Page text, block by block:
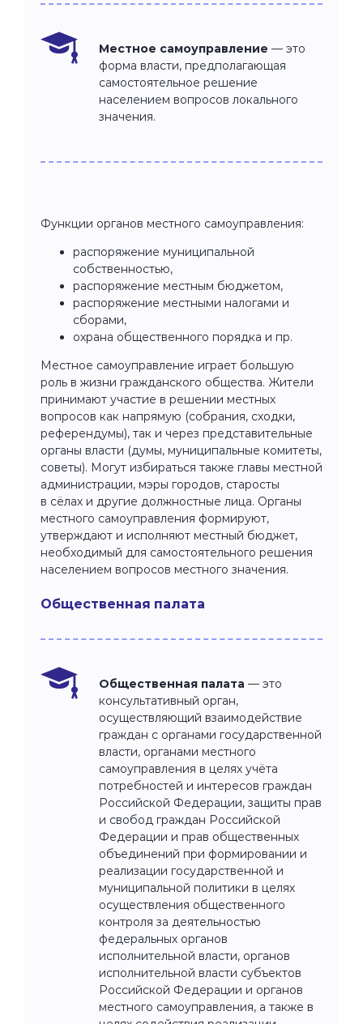
Местное самоуправление — это
форма власти, предполагающая
самостоятельное решение
населением вопросов локального
значения.
Функции органов местного самоуправления:
распоряжение муниципальной
собственностью,
распоряжение местным бюджетом,
распоряжение местными налогами и
сборами,
охрана общественного порядка и пр.
Местное самоуправление играет большую
роль в жизни гражданского общества. Жители
принимают участие в решении местных
вопросов как напрямую (собрания, сходки,
референдумы), так и через представительные
органы власти (думы, муниципальные комитеты,
советы). Могут избираться также главы местной
администрации, мэры городов, старосты
в сёлах и другие должностные лица. Органы
местного самоуправления формируют,
утверждают и исполняют местный бюджет,
необходимый для самостоятельного решения
населением вопросов местного значения.
Общественная палата
Общественная палата — это
консультативный орган,
осуществляющий взаимодействие
граждан с органами государственной
власти, органами местного
самоуправления в целях учёта
потребностей и интересов граждан
Российской Федерации, защиты прав
и свобод граждан Российской
Федерации и прав общественных
объединений при формировании и
реализации государственной и
муниципальной политики в целях
осуществления общественного
контроля за деятельностью
федеральных органов
исполнительной власти, органов
исполнительной власти субъектов
Российской Федерации и органов
местного самоуправления, а также в